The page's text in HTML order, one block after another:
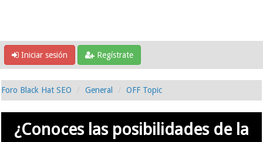
Iniciar sesión Regístrate
Foro Black Hat SEO General OFF Topic
¿Conoces las posibilidades de la